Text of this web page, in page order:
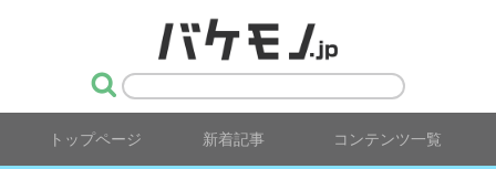
トップページ 新着記事 コンテンツ一覧